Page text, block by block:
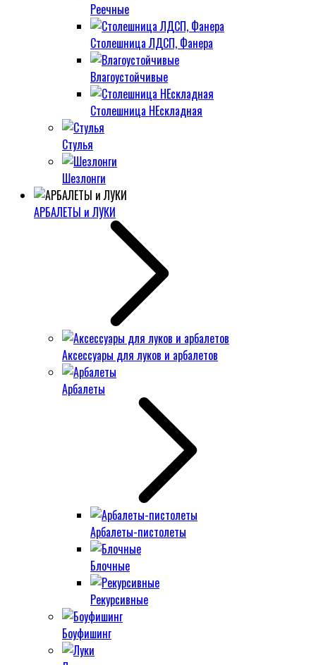
Реечные
Столешница ЛДСП, Фанера
Влагоустойчивые
Столешница НЕскладная
Стулья
Шезлонги
АРБАЛЕТЫ и ЛУКИ
Аксессуары для луков и арбалетов
Арбалеты
Арбалеты-пистолеты
Блочные
Рекурсивные
Боуфишинг